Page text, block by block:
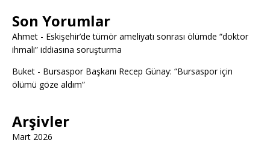
Son Yorumlar
Ahmet - Eskişehir’de tümör ameliyatı sonrası ölümde “doktor
ihmali” iddiasına soruşturma
Buket - Bursaspor Başkanı Recep Günay: “Bursaspor için
ölümü göze aldım”
Arşivler
Mart 2026